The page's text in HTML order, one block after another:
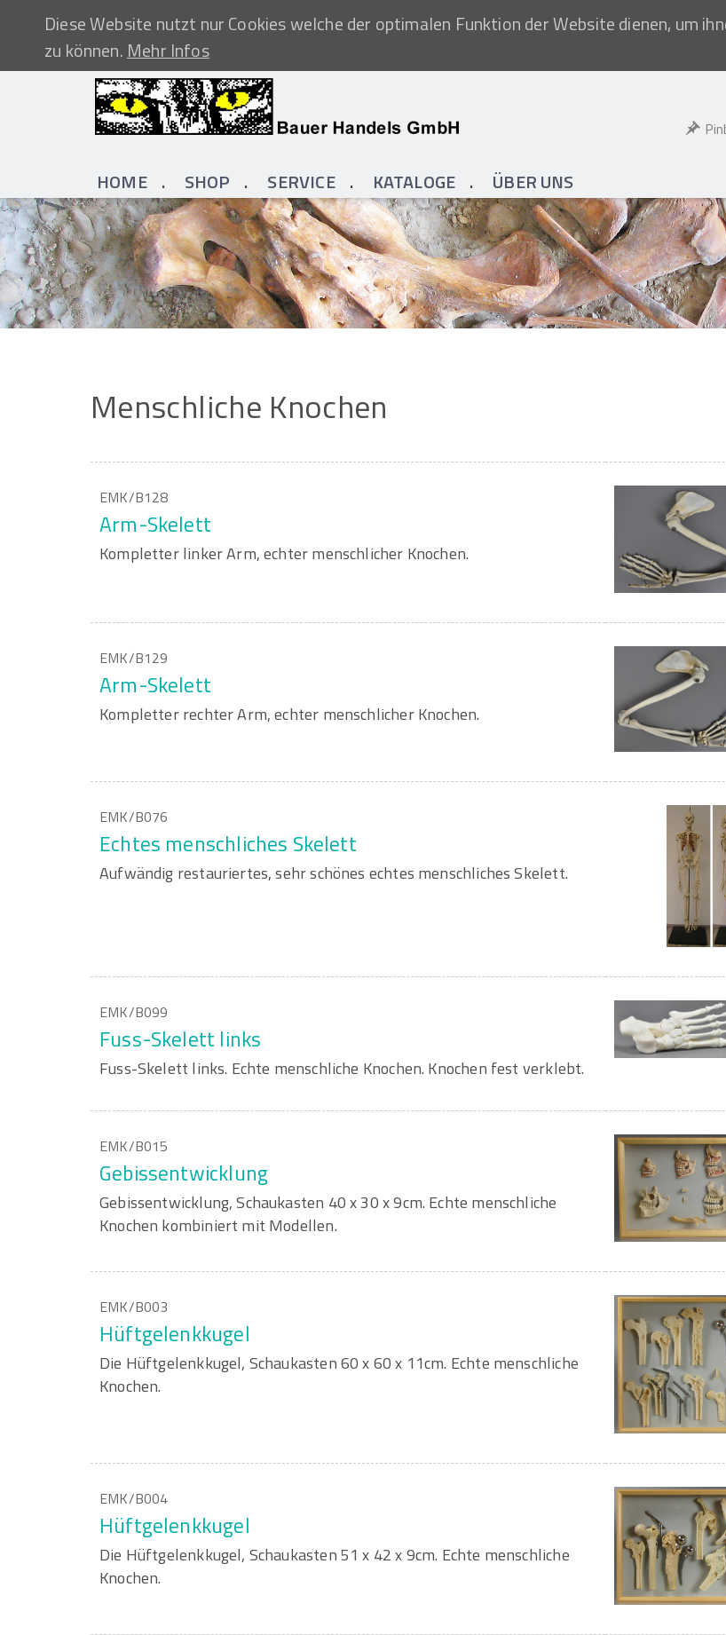
Diese Website nutzt nur Cookies welche der optimalen Funktion der Website dienen, um
zu können.Mehr Infos
HOME SHOP SERVICE KATALOGE ÜBER UNS
Menschliche Knochen
EMK/B128
Arm-Skelett
Kompletter linker Arm, echter menschlicher Knochen.
EMK/B129
Arm-Skelett
Kompletter rechter Arm, echter menschlicher Knochen.
EMK/B076
Echtes menschliches Skelett
Aufwändig restauriertes, sehr schönes echtes menschliches Skelett.
EMK/B099
Fuss-Skelett links
Fuss-Skelett links. Echte menschliche Knochen. Knochen fest verklebt.
EMK/B015
Gebissentwicklung
Gebissentwicklung, Schaukasten 40 x 30 x 9cm. Echte menschliche
Knochen kombiniert mit Modellen.
EMK/B003
Hüftgelenkkugel
Die Hüftgelenkkugel, Schaukasten 60 x 60 x 11cm. Echte menschliche
Knochen.
EMK/B004
Hüftgelenkkugel
Die Hüftgelenkkugel, Schaukasten 51 x 42 x 9cm. Echte menschliche
Knochen.